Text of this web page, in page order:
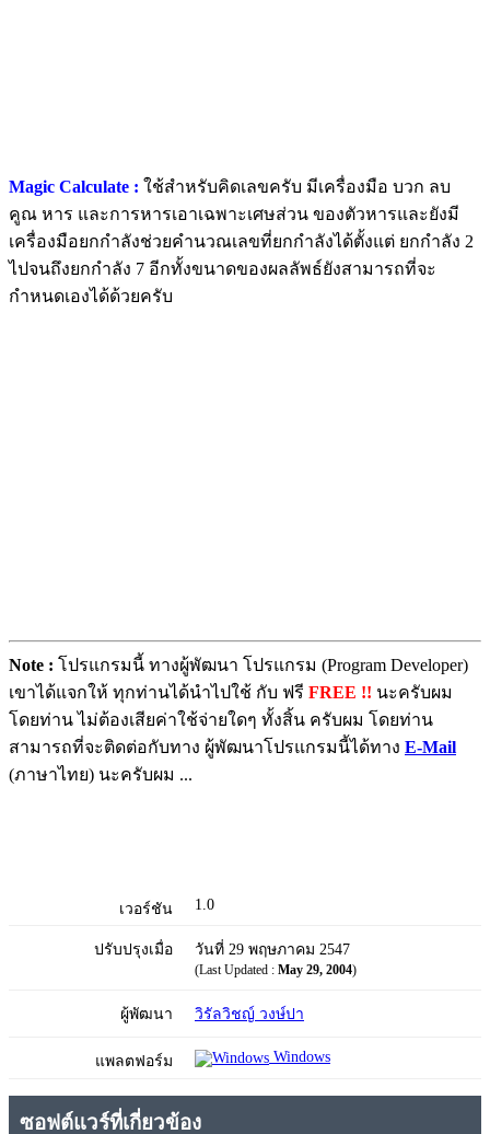
Magic Calculate : ใช้สำหรับคิดเลขครับ มีเครื่องมือ บวก ลบ
คูณ หาร และการหารเอาเฉพาะเศษส่วน ของตัวหารและยังมี
เครื่องมือยกกำลังช่วยคำนวณเลขที่ยกกำลังได้ตั้งแต่ ยกกำลัง 2
ไปจนถึงยกกำลัง 7 อีกทั้งขนาดของผลลัพธ์ยังสามารถที่จะ
กำหนดเองได้ด้วยครับ
Note : โปรแกรมนี้ ทางผู้พัฒนา โปรแกรม (Program Developer)
เขาได้แจกให้ ทุกท่านได้นำไปใช้ กับ ฟรี FREE !! นะครับผม
โดยท่าน ไม่ต้องเสียค่าใช้จ่ายใดๆ ทั้งสิ้น ครับผม โดยท่าน
สามารถที่จะติดต่อกับทาง ผู้พัฒนาโปรแกรมนี้ได้ทาง E-Mail
(ภาษาไทย) นะครับผม ...
เวอร์ชัน 1.0
ปรับปรุงเมื่อ วันที่ 29 พฤษภาคม 2547
(Last Updated : May 29, 2004)
ผู้พัฒนา วิรัลวิชญ์ วงษ์ปา
แพลตฟอร์ม Windows
ซอฟต์แวร์ที่เกี่ยวข้อง